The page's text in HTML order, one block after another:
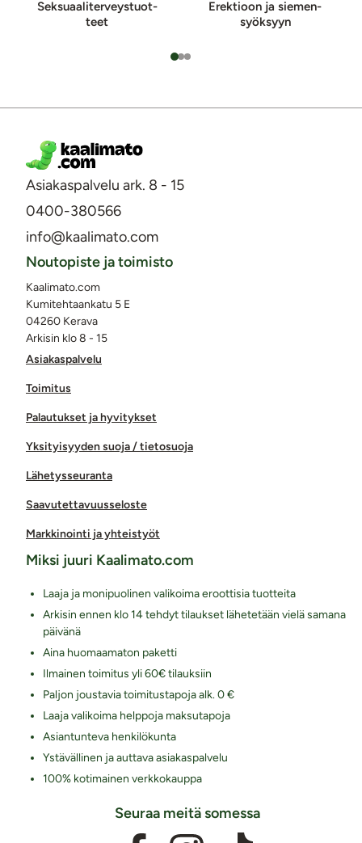
Sek­suaa­li­ter­veys­tuot­
teet
Erektioon ja sie­men­
syök­syyn
Asiakaspalvelu ark. 8 - 15
0400-380566
info@kaalimato.com
Asiakaspalvelu
Toimitus
Palautukset ja hyvitykset
Yksityisyyden suoja / tietosuoja
Lähetysseuranta
Saavutettavuusseloste
Markkinointi ja yhteistyöt
Noutopiste ja toimisto
Kaalimato.com
Kumitehtaankatu 5 E
04260 Kerava
Arkisin klo 8 - 15
Miksi juuri Kaalimato.com
Laaja ja monipuolinen valikoima eroottisia tuotteita
Arkisin ennen klo 14 tehdyt tilaukset lähetetään vielä samana
päivänä
Aina huomaamaton paketti
Ilmainen toimitus yli 60€ tilauksiin
Paljon joustavia toimitustapoja alk. 0 €
Laaja valikoima helppoja maksutapoja
Asiantunteva henkilökunta
Ystävällinen ja auttava asiakaspalvelu
100% kotimainen verkkokauppa
Seuraa meitä somessa